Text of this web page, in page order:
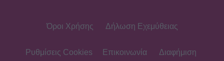
Όροι Χρήσης Δήλωση Εχεμύθειας
Ρυθμίσεις Cookies Επικοινωνία Διαφήμιση